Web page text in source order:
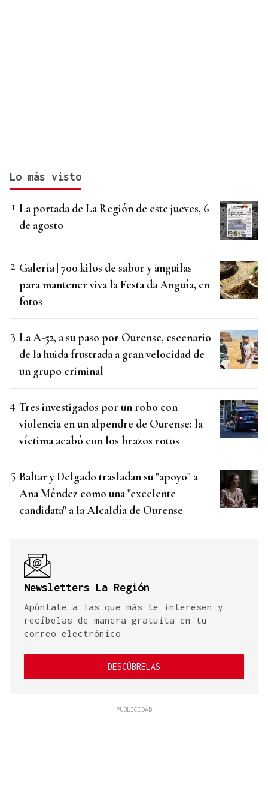
Lo más visto
La portada de La Región de este jueves, 6
de agosto
Galería | 700 kilos de sabor y anguilas
para mantener viva la Festa da Anguía, en
fotos
La A-52, a su paso por Ourense, escenario
de la huida frustrada a gran velocidad de
un grupo criminal
Tres investigados por un robo con
violencia en un alpendre de Ourense: la
víctima acabó con los brazos rotos
Baltar y Delgado trasladan su "apoyo" a
Ana Méndez como una "excelente
candidata" a la Alcaldía de Ourense
Newsletters La Región
Apúntate a las que más te interesen y
recíbelas de manera gratuita en tu
correo electrónico
DESCÚBRELAS